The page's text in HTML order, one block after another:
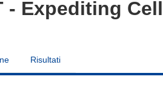
- Expediting
Risultati